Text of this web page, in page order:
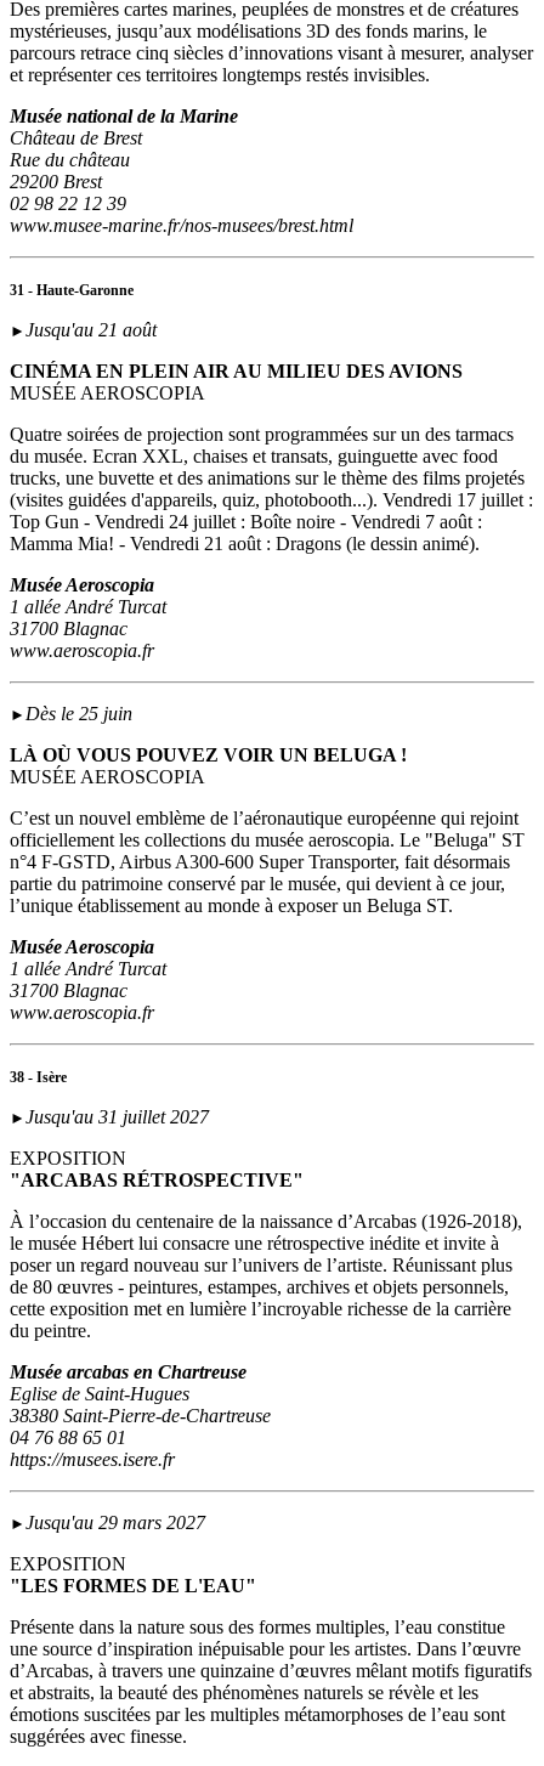
Des premières cartes marines, peuplées de monstres et de créatures
mystérieuses, jusqu’aux modélisations 3D des fonds marins, le
parcours retrace cinq siècles d’innovations visant à mesurer, analyser
et représenter ces territoires longtemps restés invisibles.
Musée national de la Marine
Château de Brest
Rue du château
29200 Brest
02 98 22 12 39
www.musee-marine.fr/nos-musees/brest.html
31 - Haute-Garonne
► Jusqu'au 21 août
CINÉMA EN PLEIN AIR AU MILIEU DES AVIONS
MUSÉE AEROSCOPIA
Quatre soirées de projection sont programmées sur un des tarmacs
du musée. Ecran XXL, chaises et transats, guinguette avec food
trucks, une buvette et des animations sur le thème des films projetés
(visites guidées d'appareils, quiz, photobooth...). Vendredi 17 juillet :
Top Gun - Vendredi 24 juillet : Boîte noire - Vendredi 7 août :
Mamma Mia! - Vendredi 21 août : Dragons (le dessin animé).
Musée Aeroscopia
1 allée André Turcat
31700 Blagnac
www.aeroscopia.fr
► Dès le 25 juin
LÀ OÙ VOUS POUVEZ VOIR UN BELUGA !
MUSÉE AEROSCOPIA
C’est un nouvel emblème de l’aéronautique européenne qui rejoint
officiellement les collections du musée aeroscopia. Le "Beluga" ST
n°4 F-GSTD, Airbus A300-600 Super Transporter, fait désormais
partie du patrimoine conservé par le musée, qui devient à ce jour,
l’unique établissement au monde à exposer un Beluga ST.
Musée Aeroscopia
1 allée André Turcat
31700 Blagnac
www.aeroscopia.fr
38 - Isère
► Jusqu'au 31 juillet 2027
EXPOSITION
"ARCABAS RÉTROSPECTIVE"
À l’occasion du centenaire de la naissance d’Arcabas (1926-2018),
le musée Hébert lui consacre une rétrospective inédite et invite à
poser un regard nouveau sur l’univers de l’artiste. Réunissant plus
de 80 œuvres - peintures, estampes, archives et objets personnels,
cette exposition met en lumière l’incroyable richesse de la carrière
du peintre.
Musée arcabas en Chartreuse
Eglise de Saint-Hugues
38380 Saint-Pierre-de-Chartreuse
04 76 88 65 01
https://musees.isere.fr
► Jusqu'au 29 mars 2027
EXPOSITION
"LES FORMES DE L'EAU"
Présente dans la nature sous des formes multiples, l’eau constitue
une source d’inspiration inépuisable pour les artistes. Dans l’œuvre
d’Arcabas, à travers une quinzaine d’œuvres mêlant motifs figuratifs
et abstraits, la beauté des phénomènes naturels se révèle et les
émotions suscitées par les multiples métamorphoses de l’eau sont
suggérées avec finesse.